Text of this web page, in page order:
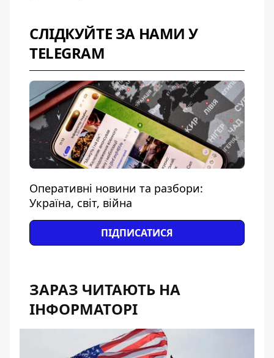
СЛІДКУЙТЕ ЗА НАМИ У
TELEGRAM
Оперативні новини та разбори:
Україна, світ, війна
ПІДПИСАТИСЯ
ЗАРАЗ ЧИТАЮТЬ НА
ІНФОРМАТОРІ